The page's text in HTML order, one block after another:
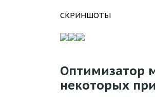
СКРИНШОТЫ
Оптимизатор
некоторых